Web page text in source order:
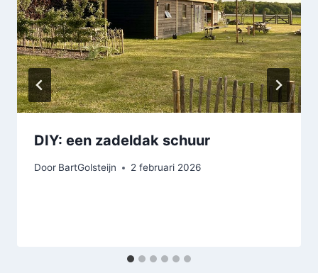
DIY: een zadeldak schuur
Door BartGolsteijn 2 februari 2026